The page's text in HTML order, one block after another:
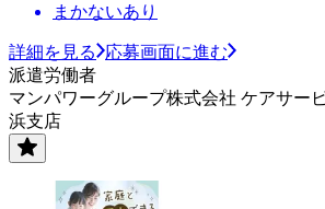
まかないあり
詳細を見る
応募画面に進む
派遣労働者
マンパワーグループ株式会社 ケアサー
浜支店